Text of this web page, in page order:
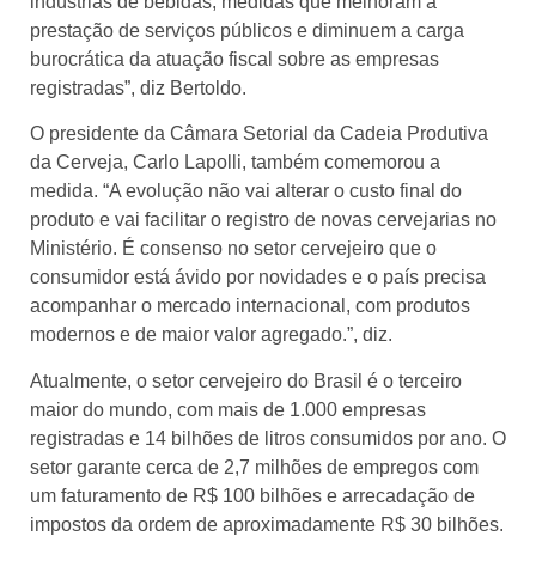
prestação de serviços públicos e diminuem a carga
burocrática da atuação fiscal sobre as empresas
registradas”, diz Bertoldo.
O presidente da Câmara Setorial da Cadeia Produtiva
da Cerveja, Carlo Lapolli, também comemorou a
medida. “A evolução não vai alterar o custo final do
produto e vai facilitar o registro de novas cervejarias no
Ministério. É consenso no setor cervejeiro que o
consumidor está ávido por novidades e o país precisa
acompanhar o mercado internacional, com produtos
modernos e de maior valor agregado.”, diz.
Atualmente, o setor cervejeiro do Brasil é o terceiro
maior do mundo, com mais de 1.000 empresas
registradas e 14 bilhões de litros consumidos por ano. O
setor garante cerca de 2,7 milhões de empregos com
um faturamento de R$ 100 bilhões e arrecadação de
impostos da ordem de aproximadamente R$ 30 bilhões.